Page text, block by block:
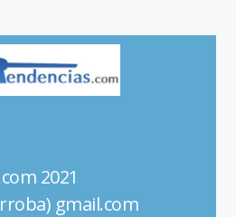
2021
gmail.com